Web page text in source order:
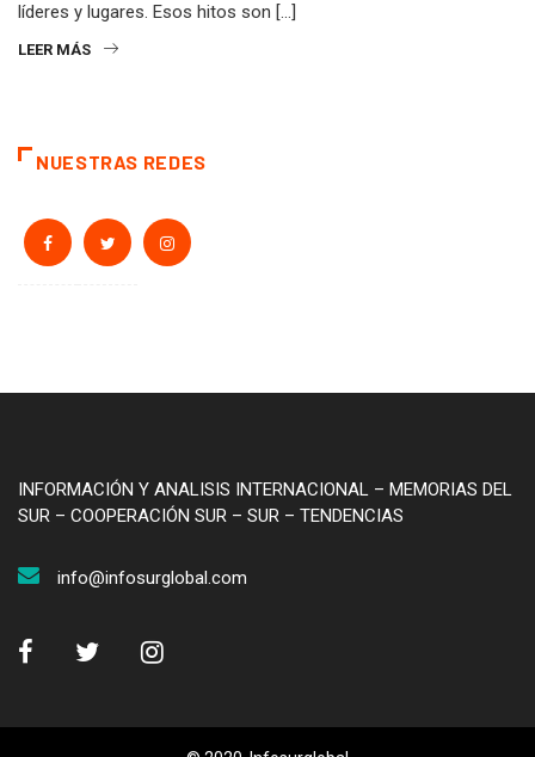
líderes y lugares. Esos hitos son […]
LEER MÁS
NUESTRAS REDES
INFORMACIÓN Y ANALISIS INTERNACIONAL – MEMORIAS DEL
SUR – COOPERACIÓN SUR – SUR – TENDENCIAS
info@infosurglobal.com